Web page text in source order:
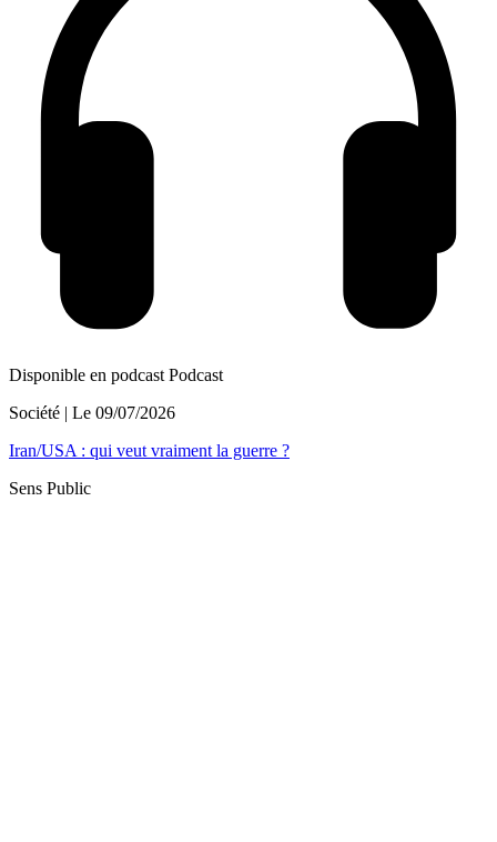
Disponible en podcast Podcast
Société | Le 09/07/2026
Iran/USA : qui veut vraiment la guerre ?
Sens Public